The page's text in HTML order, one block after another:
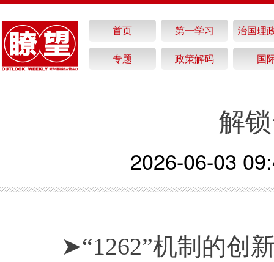
首页 第一学习
治国理
专题
政策解码 国
解
2026-06-03
➤“1262”机制的创